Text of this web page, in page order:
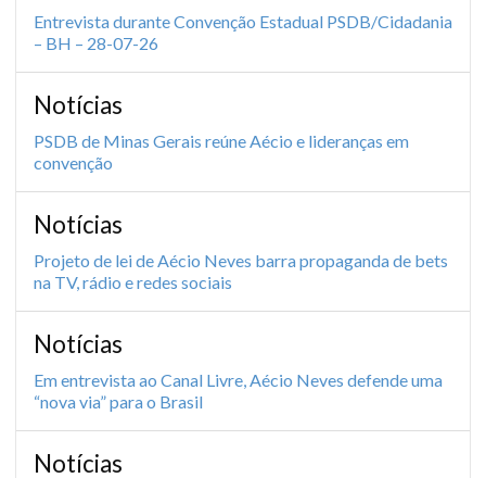
Entrevista durante Convenção Estadual PSDB/Cidadania
– BH – 28-07-26
Notícias
PSDB de Minas Gerais reúne Aécio e lideranças em
convenção
Notícias
Projeto de lei de Aécio Neves barra propaganda de bets
na TV, rádio e redes sociais
Notícias
Em entrevista ao Canal Livre, Aécio Neves defende uma
“nova via” para o Brasil
Notícias